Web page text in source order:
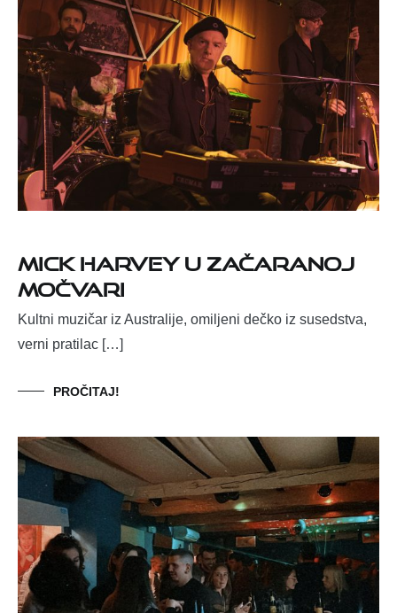
Mick Harvey u začaranoj
Močvari
Kultni muzičar iz Australije, omiljeni dečko iz susedstva,
verni pratilac […]
PROČITAJ!